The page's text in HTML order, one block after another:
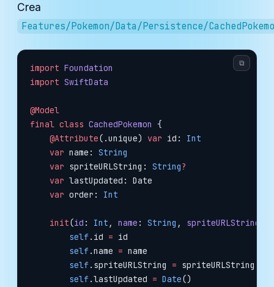
Crea
Features/Pokemon/Data/Persistence/
import Foundation
import SwiftData
@Model
final class CachedPokemon {
    @Attribute
(.unique) var id: Int
    var
name: String
    var
spriteURLString: String?
    var
lastUpdated: Date
    var
order: Int
    init
(id : Int , name : String , spriteURLString
        self
.id = id
        self
.name = name
        self
.spriteURLString = spriteURLString
        self
.lastUpdated = Date()
⧉